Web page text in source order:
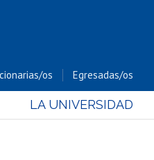
os Egresadas/os
LA UNIVERSIDAD